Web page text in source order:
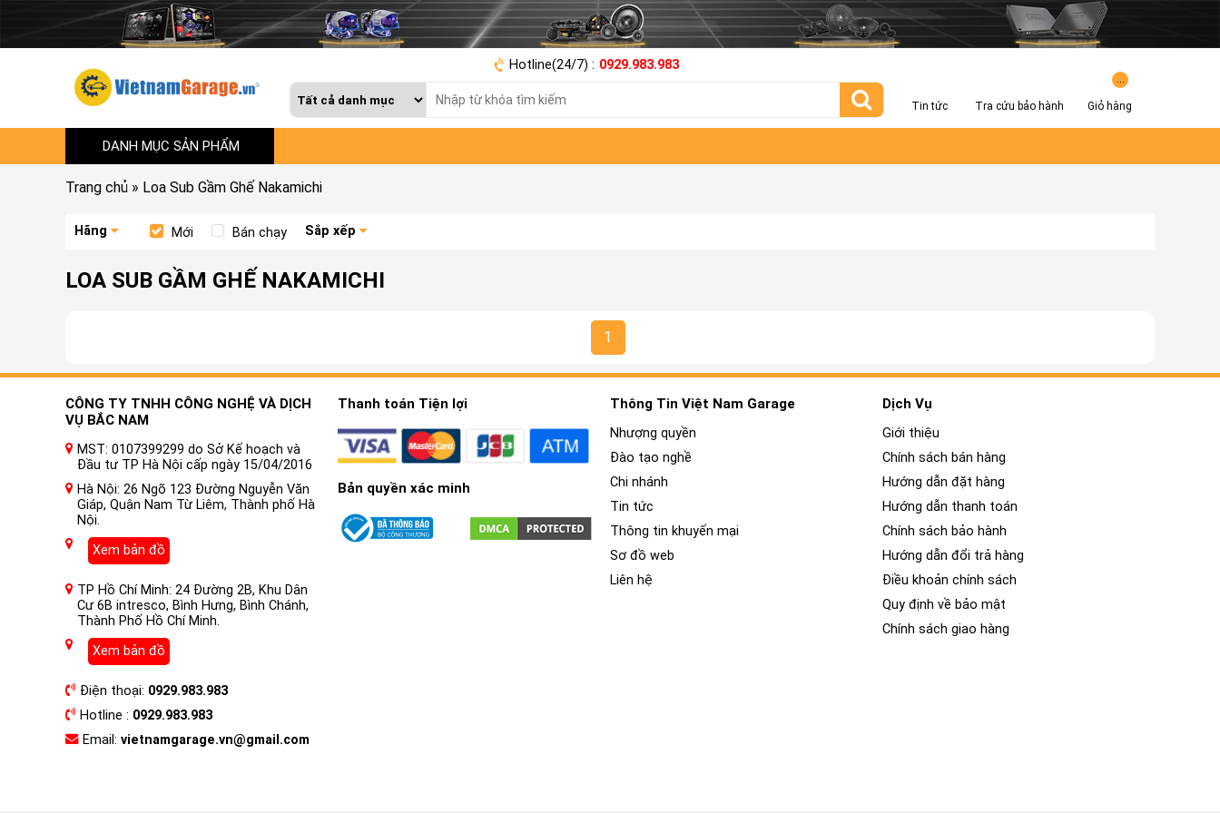
Hotline(24/7) : 0929.983.983
Tin tức Tra cứu bảo hành Giỏ hàng
DANH MỤC SẢN PHẨM
Trang chủ » Loa Sub Gầm Ghế Nakamichi
Hãng Mới Bán chạy Sắp xếp
LOA SUB GẦM GHẾ NAKAMICHI
1
CÔNG TY TNHH CÔNG NGHỆ VÀ DỊCH
VỤ BẮC NAM
MST: 0107399299 do Sở Kế hoạch và
Đầu tư TP Hà Nội cấp ngày 15/04/2016
Hà Nội: 26 Ngõ 123 Đường Nguyễn Văn
Giáp, Quận Nam Từ Liêm, Thành phố Hà
Nội.
Xem bản đồ
TP Hồ Chí Minh: 24 Đường 2B, Khu Dân
Cư 6B intresco, Bình Hưng, Bình Chánh,
Thành Phố Hồ Chí Minh.
Xem bản đồ
Điện thoại: 0929.983.983
Hotline : 0929.983.983
Email: vietnamgarage.vn@gmail.com
Thanh toán Tiện lợi
Bản quyền xác minh
Thông Tin Việt Nam Garage
Nhượng quyền
Đào tạo nghề
Chi nhánh
Tin tức
Thông tin khuyến mại
Sơ đồ web
Liên hệ
Dịch Vụ
Giới thiệu
Chính sách bán hàng
Hướng dẫn đặt hàng
Hướng dẫn thanh toán
Chính sách bảo hành
Hướng dẫn đổi trả hàng
Điều khoản chính sách
Quy định về bảo mật
Chính sách giao hàng